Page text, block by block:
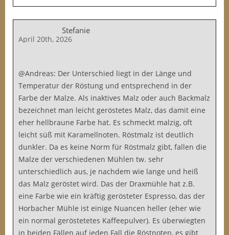
Stefanie
April 20th, 2026
@Andreas: Der Unterschied liegt in der Länge und
Temperatur der Röstung und entsprechend in der
Farbe der Malze. Als inaktives Malz oder auch Backmalz
bezeichnet man leicht geröstetes Malz, das damit eine
eher hellbraune Farbe hat. Es schmeckt malzig, oft
leicht süß mit Karamellnoten. Röstmalz ist deutlich
dunkler. Da es keine Norm für Röstmalz gibt, fallen die
Malze der verschiedenen Mühlen tw. sehr
unterschiedlich aus, je nachdem wie lange und heiß
das Malz geröstet wird. Das der Draxmühle hat z.B.
eine Farbe wie ein kräftig gerösteter Espresso, das der
Horbacher Mühle ist einige Nuancen heller (eher wie
ein normal geröstetetes Kaffeepulver). Es überwiegten
in beiden Fällen auf jeden Fall die Röstnoten, es gibt